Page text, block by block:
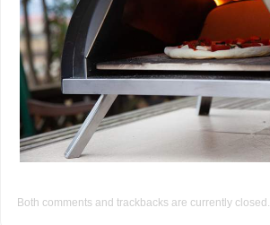
Both comments and trackbacks are currently closed.